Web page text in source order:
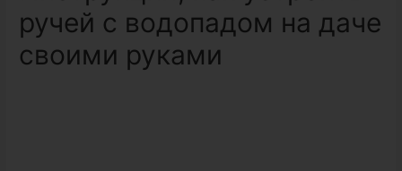
ручей с водопадом на даче
своими руками